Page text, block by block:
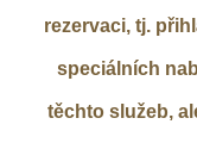
rezervaci, tj.
speciálních
těchto služeb,